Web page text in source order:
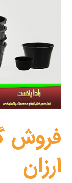
فروش
ارزان